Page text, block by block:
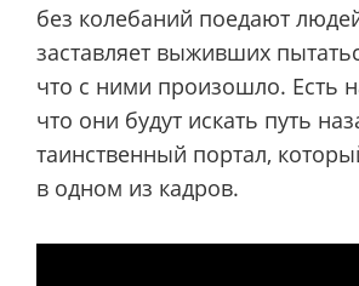
без колебаний поедают
заставляет выживших
что с ними произошло. Есть
что они будут искать путь
таинственный портал,
в одном из кадров.